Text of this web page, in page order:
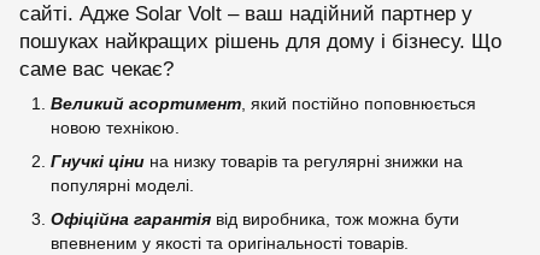
сайті. Адже Solar Volt – ваш надійний партнер у
пошуках найкращих рішень для дому і бізнесу. Що
саме вас чекає?
Великий асортимент , який постійно поповнюється
новою технікою.
Гнучкі ціни на низку товарів та регулярні знижки на
популярні моделі.
Офіційна гарантія від виробника, тож можна бути
впевненим у якості та оригінальності товарів.